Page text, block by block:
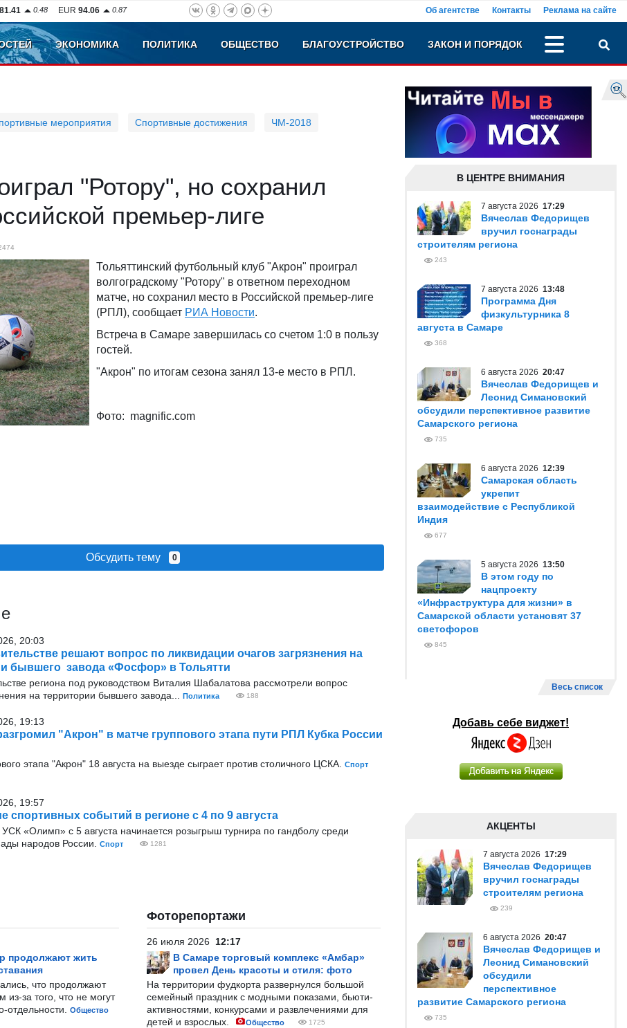
81.41 0.48 EUR 94.06 0.87 Об агентстве Контакты Реклама на сайте
ЭКОНОМИКА ПОЛИТИКА ОБЩЕСТВО БЛАГОУСТРОЙСТВО ЗАКОН И ПОРЯДОК
мероприятия Спортивные достижения ЧМ-2018
"Ротору", но сохранил
премьер-лиге
Тольяттинский футбольный клуб "Акрон" проиграл
волгоградскому "Ротору" в ответном переходном
матче, но сохранил место в Российской премьер-лиге
(РПЛ), сообщает РИА Новости.
Встреча в Самаре завершилась со счетом 1:0 в пользу
гостей.
"Акрон" по итогам сезона занял 13-е место в РПЛ.
Фото: magnific.com
Обсудить тему 0
20:03
решают вопрос по ликвидации очагов загрязнения на
бывшего завода «Фосфор» в Тольятти
региона под руководством Виталия Шабалатова рассмотрели вопрос
на территории бывшего завода...
Политика 188
19:13
"Акрон" в матче группового этапа пути РПЛ Кубка России
этапа "Акрон" 18 августа на выезде сыграет против столичного ЦСКА. Спорт
19:57
спортивных событий в регионе с 4 по 9 августа
УСК «Олимп» с 5 августа начинается розыгрыш турнира по гандболу среди
народов России.
Спорт 1281
продолжают жить
что продолжают
за того, что не могут
отдельности.
Общество
Фоторепортажи
26 июля 2026 12:17
В Самаре торговый комплекс «Амбар»
провел День красоты и стиля: фото
На территории фудкорта развернулся большой
семейный праздник с модными показами, бьюти-
активностями, конкурсами и развлечениями для
детей и взрослых.
Общество 1725
В ЦЕНТРЕ ВНИМАНИЯ
7 августа 2026 17:29
Вячеслав Федорищев
вручил госнаграды
строителям региона
243
7 августа 2026 13:48
Программа Дня
физкультурника 8
августа в Самаре
368
6 августа 2026 20:47
Вячеслав Федорищев и
Леонид Симановский
обсудили перспективное развитие
Самарского региона
735
6 августа 2026 12:39
Самарская область
укрепит
взаимодействие с Республикой
Индия
677
5 августа 2026 13:50
В этом году по
нацпроекту
«Инфраструктура для жизни» в
Самарской области установят 37
светофоров
845
Весь список
Добавь себе виджет!
АКЦЕНТЫ
7 августа 2026 17:29
Вячеслав Федорищев
вручил госнаграды
строителям региона
239
6 августа 2026 20:47
Вячеслав Федорищев и
Леонид Симановский
обсудили
перспективное
развитие Самарского региона
735